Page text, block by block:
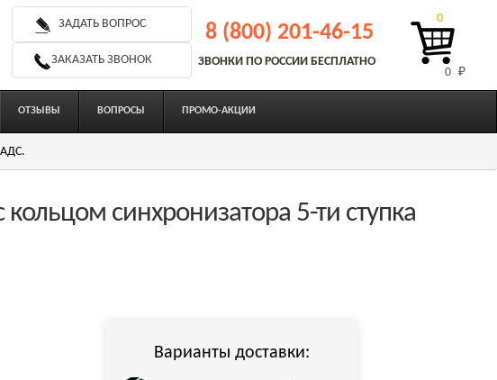
ЗАДАТЬ ВОПРОС
ЗАКАЗАТЬ ЗВОНОК
8 (800) 201-46-15
ЗВОНКИ ПО РОССИИ БЕСПЛАТНО
0 ₽
0
ОТЗЫВЫ ВОПРОСЫ ПРОМО-АКЦИИ
АДС.
синхронизатора 5-ти ступка
Варианты доставки: